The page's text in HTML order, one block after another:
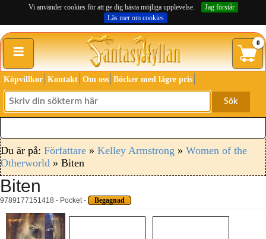
Vi använder cookies för att ge dig bästa möjliga upplevelse.
Jag förstår
Läs mer om cookies
≡ 0
Köpvillkor Kontakt Om oss Böcker med lägre pris
Sök
Du är på: Författare » Kelley Armstrong » Women of the
Otherworld » Biten
Biten
9789177151418 - Pocket - Begagnad